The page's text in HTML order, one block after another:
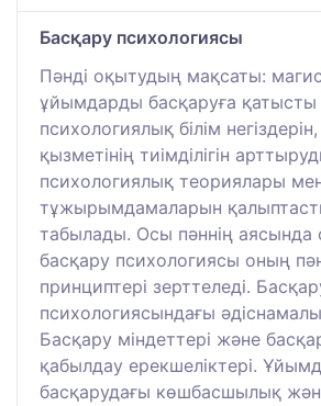
Басқару психологиясы
Пәнді оқытудың мақсаты:
ұйымдарды басқаруға қатысты
психологиялық білім
қызметінің тиімділігін
психологиялық теориялары
тұжырымдамаларын
табылады. Осы пәннің
басқару психологиясы оның
принциптері зерттеледі.
психологиясындағы
Басқару міндеттері және
қабылдау ерекшеліктері.
басқарудағы көшбасшылық